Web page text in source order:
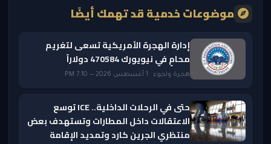
موضوعات خدمية قد تهمك أيضًا
إدارة الهجرة الأمريكية تسعى لتغريم
محامٍ في نيويورك 470584 دولاراً
هجرة ولجوء · 1 أغسطس 2026 — 7:10 PM
حتى في الرحلات الداخلية.. ICE توسع
الاعتقالات داخل المطارات وتستهدف بعض
منتظري الجرين كارد وتمديد الإقامة